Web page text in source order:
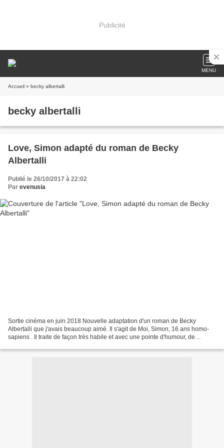
Publicité
MENU
Accueil » becky albertalli
becky albertalli
Love, Simon adapté du roman de Becky
Albertalli
Publié le 26/10/2017 à 22:02
Par evenusia
Sortie cinéma en juin 2018 Nouvelle adaptation d'un roman de Becky
Albertalli que j'avais beaucoup aimé. Il s'agit de Moi, Simon, 16 ans homo-
sapiens . Il traite de façon très habile et avec une pointe d'humour, de